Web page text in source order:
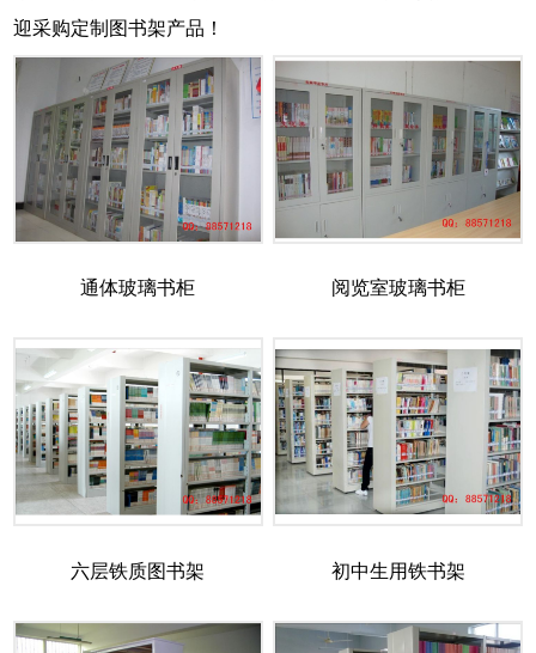
迎采购定制图书架产品！
通体玻璃书柜 阅览室玻璃书柜
六层铁质图书架 初中生用铁书架